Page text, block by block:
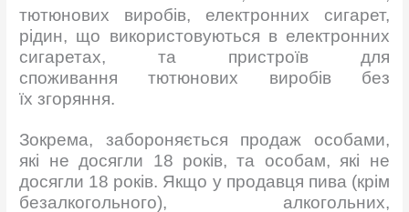
тютюнових виробів, електронних сигарет,
рідин, що використовуються в електронних
сигаретах, та пристроїв для
споживання тютюнових виробів без
їх згоряння.
Зокрема, забороняється продаж особами,
які не досягли 18 років, та особам, які не
досягли 18 років. Якщо у продавця пива (крім
безалкогольного), алкогольних,